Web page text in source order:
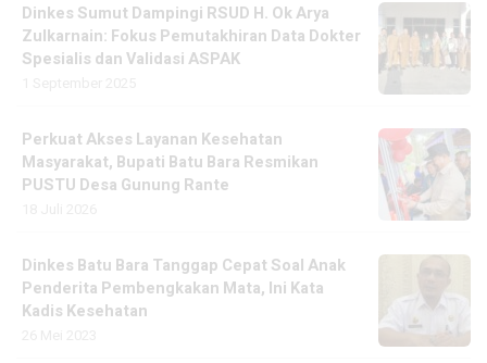
Dinkes Sumut Dampingi RSUD H. Ok Arya
Zulkarnain: Fokus Pemutakhiran Data Dokter
Spesialis dan Validasi ASPAK
Perkuat Akses Layanan Kesehatan
Masyarakat, Bupati Batu Bara Resmikan
PUSTU Desa Gunung Rante
Dinkes Batu Bara Tanggap Cepat Soal Anak
Penderita Pembengkakan Mata, Ini Kata
Kadis Kesehatan